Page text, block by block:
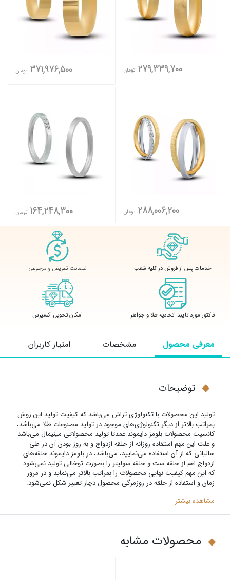
279,339,700 تومان 371,976,500 تومان
288,006,200 تومان 164,248,300 تومان
خدمات پس از فروش در کلیه شعب ضمانت تعویض و مرجوعی
فاکتور مورد تایید اتحادیه طلا و جواهر امکان تحویل اکسپرس
معرفی محصول مشخصات امتیاز کاربران
توضیحات
تولید این محصولات با تکنولوژی تراش می‌باشد که کیفیت تولید این روش
بمراتب بالاتر از دیگر تکنولوژی‌های موجود در تولید مصنوعات طلا می‌باشد،
کانسپت محصولات بلومز دایموند عمدتا تولید محصولاتی مینیمال می‌باشد
و علت این مهم استفاده روزانه از حلقه ازدواج و به روز بودن آن در طی
سالیانی که از آن استفاده می‌نمایید، می‌باشد‌، در بلومز دایموند حلقه‌های
ازدواج اعم از حلقه ست و حلقه سولیتر را بصورت توخالی تولید نمی‌شود
که این مهم کیفیت نهایی محصولات را بمراتب بالاتر می‌نماید و در مرور
زمان و استفاده از حلقه در روزمرگی محصول دچار تغییر شکل نمی‌شود.
مشاهده بیشتر
محصولات مشابه